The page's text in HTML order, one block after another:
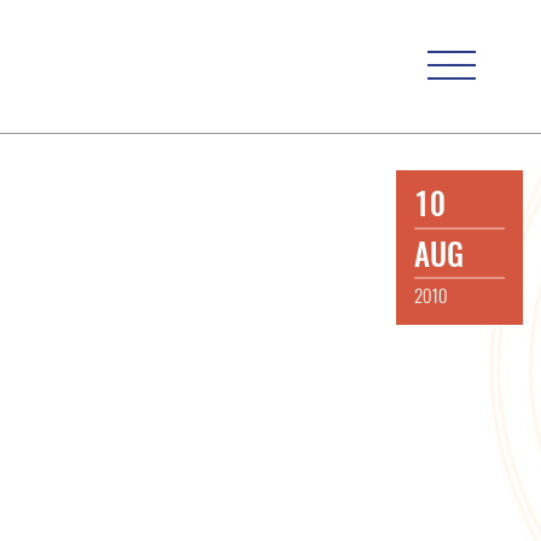
10
AUG
2010